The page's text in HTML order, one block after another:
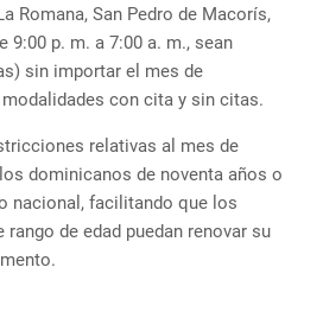
Romana, San Pedro de Macorís,
9:00 p. m. a 7:00 a. m., sean
sin importar el mes de
con cita y sin citas.
relativas al mes de
dominicanos de noventa años o
nacional, facilitando que los
de edad puedan renovar su